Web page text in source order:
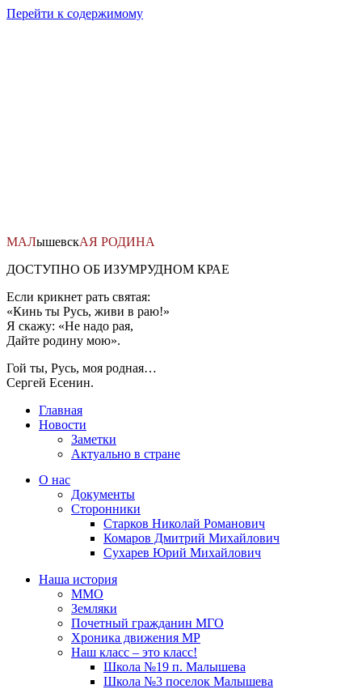
Перейти к содержимому
МАЛышевскАЯ РОДИНА
ДОСТУПНО ОБ ИЗУМРУДНОМ КРАЕ
Если крикнет рать святая:
«Кинь ты Русь, живи в раю!»
Я скажу: «Не надо рая,
Дайте родину мою».
Гой ты, Русь, моя родная…
Сергей Есенин.
Главная
Новости
Заметки
Актуально в стране
О нас
Документы
Сторонники
Старков Николай Романович
Комаров Дмитрий Михайлович
Сухарев Юрий Михайлович
Наша история
ММО
Земляки
Почетный гражданин МГО
Хроника движения МР
Наш класс – это класс!
Школа №19 п. Малышева
Школа №3 поселок Малышева